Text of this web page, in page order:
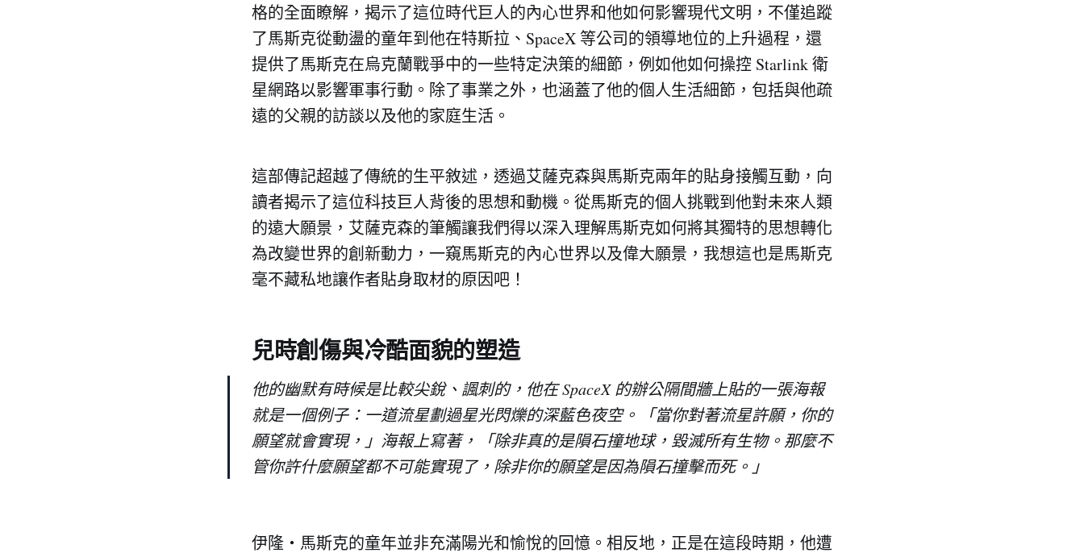
格的全面瞭解，揭示了這位時代巨人的內心世界和他如何影響現代文明，不僅追蹤
了馬斯克從動盪的童年到他在特斯拉、SpaceX 等公司的領導地位的上升過程，還
提供了馬斯克在烏克蘭戰爭中的一些特定決策的細節，例如他如何操控 Starlink 衛
星網路以影響軍事行動。除了事業之外，也涵蓋了他的個人生活細節，包括與他疏
遠的父親的訪談以及他的家庭生活。
這部傳記超越了傳統的生平敘述，透過艾薩克森與馬斯克兩年的貼身接觸互動，向
讀者揭示了這位科技巨人背後的思想和動機。從馬斯克的個人挑戰到他對未來人類
的遠大願景，艾薩克森的筆觸讓我們得以深入理解馬斯克如何將其獨特的思想轉化
為改變世界的創新動力，一窺馬斯克的內心世界以及偉大願景，我想這也是馬斯克
毫不藏私地讓作者貼身取材的原因吧！
兒時創傷與冷酷面貌的塑造
他的幽默有時候是比較尖銳、諷刺的，他在 SpaceX 的辦公隔間牆上貼的一張海報
就是一個例子：一道流星劃過星光閃爍的深藍色夜空。「當你對著流星許願，你的
願望就會實現，」海報上寫著，「除非真的是隕石撞地球，毀滅所有生物。那麼不
管你許什麼願望都不可能實現了，除非你的願望是因為隕石撞擊而死。」
伊隆・馬斯克的童年並非充滿陽光和愉悅的回憶。相反地，正是在這段時期，他遭